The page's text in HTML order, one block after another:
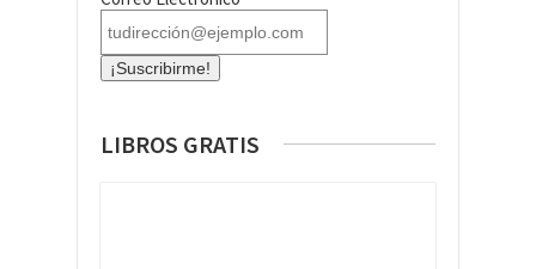
LIBROS GRATIS